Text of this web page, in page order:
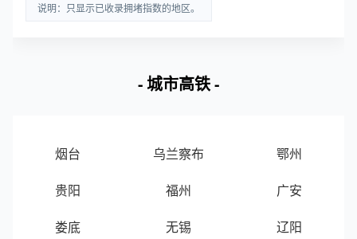
📊 数据说明：客流指数为区域范围内实时客流的指
排名 位置 拥堵指数
长风·国贸第六馆 1.11
说明：只显示已收录拥堵指数的地区。
- 城市高铁 -
烟台 乌兰察布 鄂州
贵阳 福州 广安
娄底 无锡 辽阳